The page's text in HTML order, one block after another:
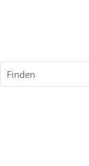
Finden